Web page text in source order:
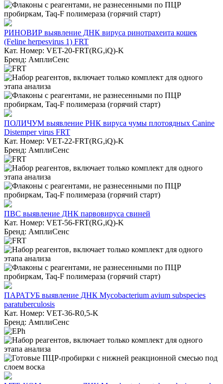
РИНОВИР выявление ДНК вируса ринотрахеита кошек
(Feline herpesvirus 1) FRT
Кат. Номер: VET-20-FRT(RG,iQ)-K
Бренд: АмплиСенс
ПОЛИЧУМ выявление РНК вируса чумы плотоядных Canine
Distemper virus FRT
Кат. Номер: VET-22-FRT(RG,iQ)-K
Бренд: АмплиСенс
ПВС выявление ДНК парвовируса свиней
Кат. Номер: VET-56-FRT(RG,iQ)-K
Бренд: АмплиСенс
ПАРАТУБ выявление ДНК Mycobacterium avium subspecies
paratuberculosis
Кат. Номер: VET-36-R0,5-K
Бренд: АмплиСенс